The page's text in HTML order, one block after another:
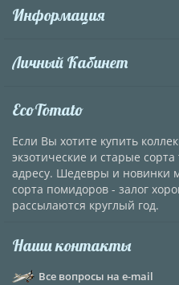
Информация
Личный Кабинет
EcoTomato
Если Вы хотите купить
экзотические и старые
адресу. Шедевры и новинки
сорта помидоров - залог
рассылаются круглый год.
Наши контакты
Все вопросы на e-mail